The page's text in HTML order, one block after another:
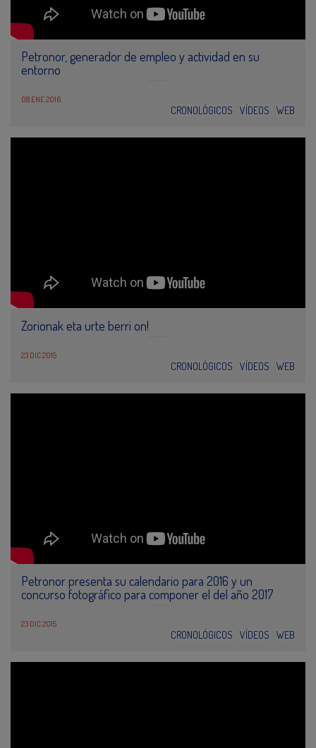
Petronor, generador de empleo y actividad en su
entorno
08 ENE 2016
CRONOLÓGICOS VÍDEOS WEB
Zorionak eta urte berri on!
23 DIC 2015
CRONOLÓGICOS VÍDEOS WEB
Petronor presenta su calendario para 2016 y un
concurso fotográfico para componer el del año 2017
23 DIC 2015
CRONOLÓGICOS VÍDEOS WEB